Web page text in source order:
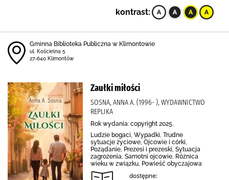
kontrast:
Gminna Biblioteka Publiczna w Klimontowie
ul. Kościelna 5
27-640 Klimontów
Zaułki miłości
SOSNA, ANNA A. (1996- ), WYDAWNICTWO
REPLIKA
Rok wydania: copyright 2025.
Ludzie bogaci, Wypadki, Trudne
sytuacje życiowe, Ojcowie i córki,
Pożądanie, Prezesi i prezeski, Sytuacja
zagrożenia, Samotni ojcowie, Różnica
wieku w związku, Powieść obyczajowa
dostępne: